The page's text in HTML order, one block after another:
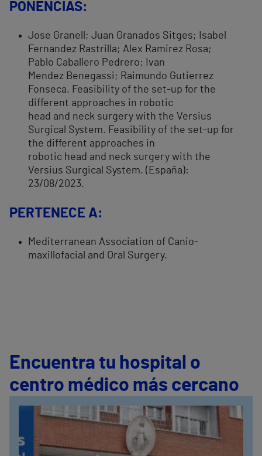
PONENCIAS:
Jose Granell; Juan Granados Sitges; Isabel
Fernandez Rastrilla; Alex Ramirez Rosa;
Pablo Caballero Pedrero; Ivan
Mendez Benegassi; Raimundo Gutierrez
Fonseca. Feasibility of the set-up for the
different approaches in robotic
head and neck surgery with the Versius
Surgical System. Feasibility of the set-up for
the different approaches in
robotic head and neck surgery with the
Versius Surgical System. (España):
23/08/2023.
PERTENECE A:
Mediterranean Association of Canio-
maxillofacial and Oral Surgery.
Encuentra tu hospital o
centro médico más cercano